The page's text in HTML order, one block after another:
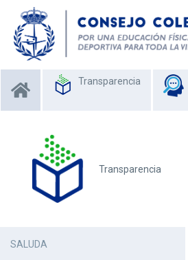
Transparencia
Transparencia
SALUDA